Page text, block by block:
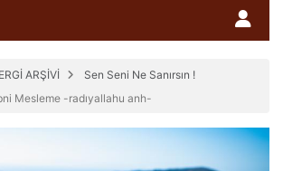
ARŞİVİ
Sen Seni Ne Sanırsın !
Mesleme -radıyallahu anh-